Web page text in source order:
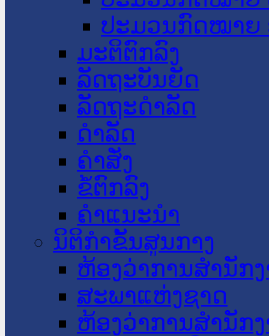
ປະມວນກົດໝາຍ
ມະຕິຕົກລົງ
ລັດຖະບັນຍັດ
ລັດຖະດໍາລັດ
ດໍາລັດ
ຄໍາສັ່ງ
ຂໍ້ຕົກລົງ
ຄໍາແນະນໍາ
ນິຕິກໍາຂັ້ນສູນກາງ
ຫ້ອງວ່າການສໍານັກ
ສະພາແຫ່ງຊາດ
ຫ້ອງວ່າການສຳນັກ